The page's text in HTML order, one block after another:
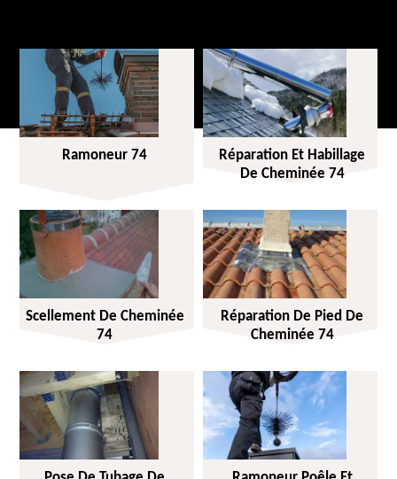
Ramoneur 74
Réparation Et Habillage
De Cheminée 74
Scellement De Cheminée
74
Réparation De Pied De
Cheminée 74